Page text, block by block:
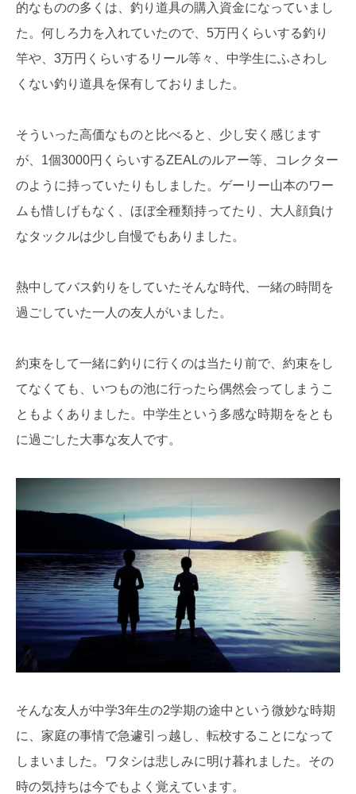
的なものの多くは、釣り道具の購入資金になっていまし
た。何しろ力を入れていたので、5万円くらいする釣り
竿や、3万円くらいするリール等々、中学生にふさわし
くない釣り道具を保有しておりました。
そういった高価なものと比べると、少し安く感じます
が、1個3000円くらいするZEALのルアー等、コレクター
のように持っていたりもしました。ゲーリー山本のワー
ムも惜しげもなく、ほぼ全種類持ってたり、大人顔負け
なタックルは少し自慢でもありました。
熱中してバス釣りをしていたそんな時代、一緒の時間を
過ごしていた一人の友人がいました。
約束をして一緒に釣りに行くのは当たり前で、約束をし
てなくても、いつもの池に行ったら偶然会ってしまうこ
ともよくありました。中学生という多感な時期ををとも
に過ごした大事な友人です。
そんな友人が中学3年生の2学期の途中という微妙な時期
に、家庭の事情で急遽引っ越し、転校することになって
しまいました。ワタシは悲しみに明け暮れました。その
時の気持ちは今でもよく覚えています。